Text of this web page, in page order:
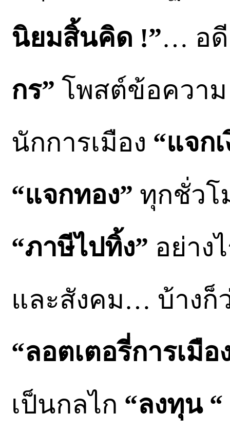
นิยมสิ้นคิด !”… อ
กร” โพสต์ข้อควา
นักการเมือง “แจก
“แจกทอง” ทุกชั่วโ
“ภาษีไปทิ้ง” อย่าง
และสังคม… บ้างก็
“ลอตเตอรี่การเมือ
เป็นกลไก “ลงทุน “